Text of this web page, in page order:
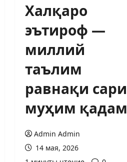
Халқаро
эътироф —
миллий
таълим
равнақи сари
муҳим қадам
Admin Admin
14 мая, 2026